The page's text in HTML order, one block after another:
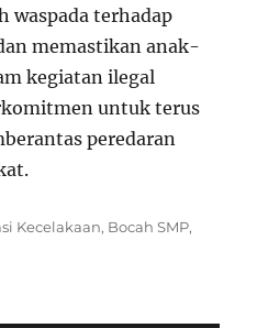
waspada terhadap
memastikan anak-
kegiatan ilegal
untuk terus
peredaran
Kecelakaan, Bocah SMP,